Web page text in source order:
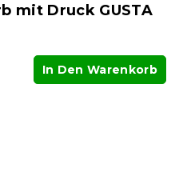
mit Druck GUSTA
In Den Warenkorb